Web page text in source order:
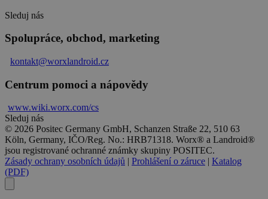
Sleduj nás
Spolupráce, obchod, marketing
kontakt@worxlandroid.cz
Centrum pomoci a nápovědy
www.wiki.worx.com/cs
Sleduj nás
© 2026 Positec Germany GmbH, Schanzen Straße 22, 510 63
Köln, Germany, IČO/Reg. No.: HRB71318. Worx® a Landroid®
jsou registrované ochranné známky skupiny POSITEC.
Zásady ochrany osobních údajů | Prohlášení o záruce | Katalog
(PDF)